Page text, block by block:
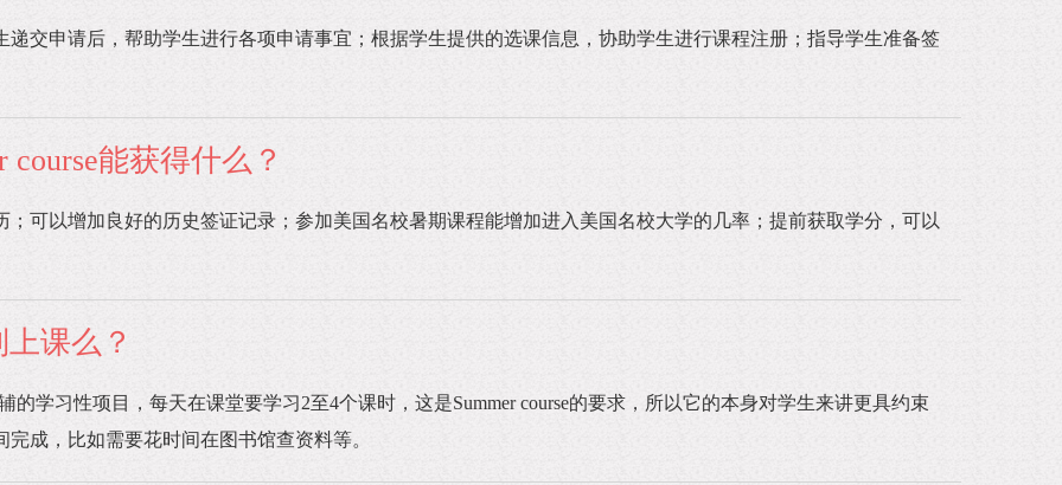
交申请后，帮助学生进行各项申请事宜；根据学生提供的选课信息，协助学生进行课程注册；指导学生准备签
能获得什么？
可以增加良好的历史签证记录；参加美国名校暑期课程能增加进入美国名校大学的几率；提前获取学分，可以
上课么？
的学习性项目，每天在课堂要学习2至4个课时，这是Summer course的要求，所以它的本身对学生来讲更具约束
成，比如需要花时间在图书馆查资料等。